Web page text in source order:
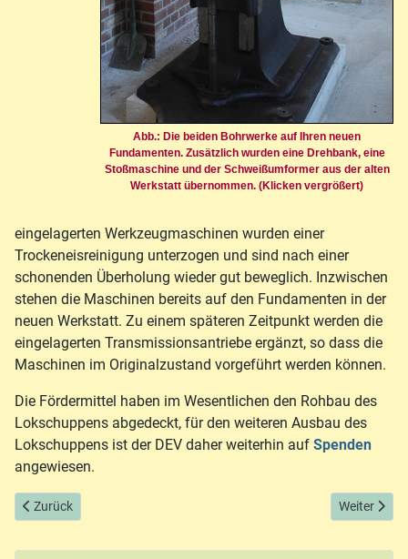
Abb.: Die beiden Bohrwerke auf Ihren neuen
Fundamenten. Zusätzlich wurden eine Drehbank, eine
Stoßmaschine und der Schweißumformer aus der alten
Werkstatt übernommen. (Klicken vergrößert)
eingelagerten Werkzeugmaschinen wurden einer
Trockeneisreinigung unterzogen und sind nach einer
schonenden Überholung wieder gut beweglich. Inzwischen
stehen die Maschinen bereits auf den Fundamenten in der
neuen Werkstatt. Zu einem späteren Zeitpunkt werden die
eingelagerten Transmissionsantriebe ergänzt, so dass die
Maschinen im Originalzustand vorgeführt werden können.
Die Fördermittel haben im Wesentlichen den Rohbau des
Lokschuppens abgedeckt, für den weiteren Ausbau des
Lokschuppens ist der DEV daher weiterhin auf Spenden
angewiesen.
Vorheriger Beitrag: 60 Jahre Museums-Eisenbahn - 30 Jahre im Web!
Zurück Nächster
Weiter